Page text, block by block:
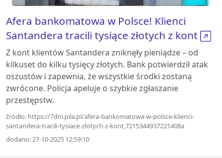
Afera bankomatowa w Polsce! Klienci
Santandera tracili tysiące złotych z kont
Z kont klientów Santandera zniknęły pieniądze – od
kilkuset do kilku tysięcy złotych. Bank potwierdził atak
oszustów i zapewnia, że wszystkie środki zostaną
zwrócone. Policja apeluje o szybkie zgłaszanie
przestępstw.
źródło: https://7dni.pila.pl/afera-bankomatowa-w-polsce-klienci-
santandera-tracili-tysiace-zlotych-z-kont,7215344937221408a
dodano: 27-10-2025 12:59:10